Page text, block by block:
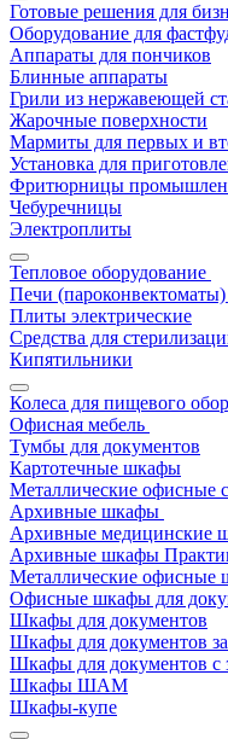
Готовые решения для
Оборудование для
Аппараты для пончиков
Блинные аппараты
Грили из нержавеющей
Жарочные поверхности
Мармиты для первых и
Установка для
Фритюрницы
Чебуречницы
Электроплиты
Тепловое оборудование
Печи
Плиты электрические
Средства для
Кипятильники
Колеса для пищевого
Офисная мебель
Тумбы для документов
Картотечные шкафы
Металлические офисные
Архивные шкафы
Архивные медицинские
Архивные шкафы
Металлические офисные
Офисные шкафы для
Шкафы для документов
Шкафы для документов
Шкафы для документов с
Шкафы ШАМ
Шкафы-купе